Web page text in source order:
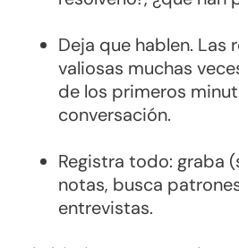
Deja que hablen. Las
valiosas muchas
de los primeros
conversación.
Registra todo: graba
notas, busca
entrevistas.